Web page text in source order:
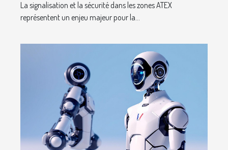
La signalisation et la sécurité dans les zones ATEX
représentent un enjeu majeur pour la...